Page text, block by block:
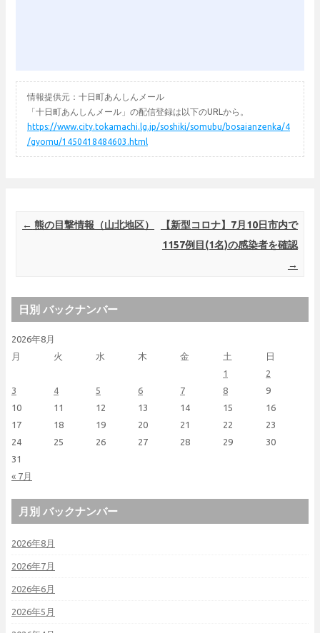
情報提供元：十日町あんしんメール
「十日町あんしんメール」の配信登録は以下のURLから。
https://www.city.tokamachi.lg.jp/soshiki/somubu/bosaianzenka/4
/gyomu/1450418484603.html
Post navigation
← 熊の目撃情報（山北地区）
【新型コロナ】7月10日市内で
1157例目(1名)の感染者を確認
→
日別 バックナンバー
2026年8月
月
火 水 木 金 土 日
« 7月
1
2
3
4 5 6 7 8
9
10
11 12 13 14 15
16
17
18 19 20 21 22
23
24
25 26 27 28 29
30
31
月別 バックナンバー
2026年8月
2026年7月
2026年6月
2026年5月